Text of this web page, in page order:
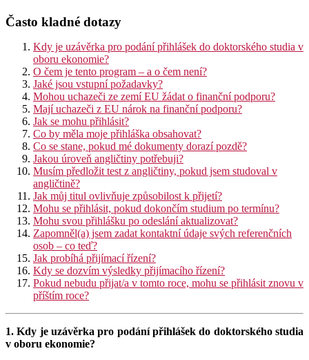
Často kladné dotazy
Kdy je uzávěrka pro podání přihlášek do doktorského studia v
oboru ekonomie?
O čem je tento program – a o čem není?
Jaké jsou vstupní požadavky?
Mohou uchazeči ze zemí EU žádat o finanční podporu?
Mají uchazeči z EU nárok na finanční podporu?
Jak se mohu přihlásit?
Co by měla moje přihláška obsahovat?
Co se stane, pokud mé dokumenty dorazí pozdě?
Jakou úroveň angličtiny potřebuji?
Musím předložit test z angličtiny, pokud jsem studoval v
angličtině?
Jak můj titul ovlivňuje způsobilost k přijetí?
Mohu se přihlásit, pokud dokončím studium po termínu?
Mohu svou přihlášku po odeslání aktualizovat?
Zapomněl(a) jsem zadat kontaktní údaje svých referenčních
osob – co teď?
Jak probíhá přijímací řízení?
Kdy se dozvím výsledky přijímacího řízení?
Pokud nebudu přijat/a v tomto roce, mohu se přihlásit znovu v
příštím roce?
1. Kdy je uzávěrka pro podání přihlášek do doktorského studia
v oboru ekonomie?